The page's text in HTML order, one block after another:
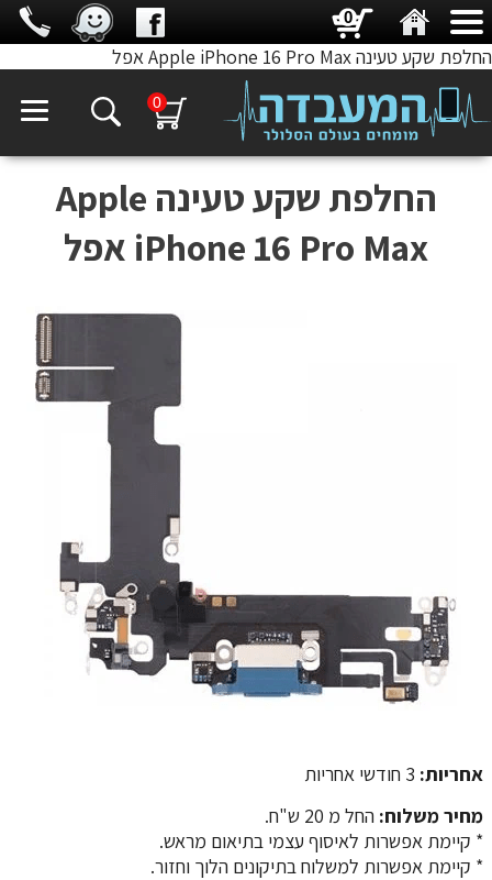
החלפת שקע טעינה Apple iPhone 16 Pro Max אפל
0
החלפת שקע טעינה Apple
iPhone 16 Pro Max אפל
אחריות: 3 חודשי אחריות
מחיר משלוח: החל מ 20 ש"ח.
​​​​​​​* קיימת אפשרות לאיסוף עצמי בתיאום מראש.
* קיימת אפשרות למשלוח בתיקונים הלוך וחזור.
0